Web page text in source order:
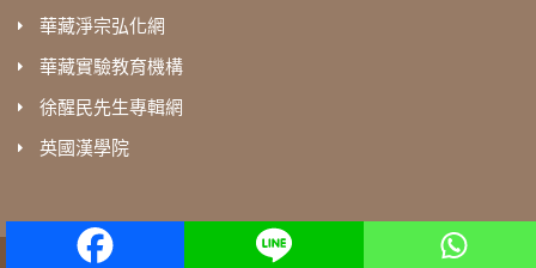
華藏淨宗弘化網
華藏實驗教育機構
徐醒民先生專輯網
英國漢學院